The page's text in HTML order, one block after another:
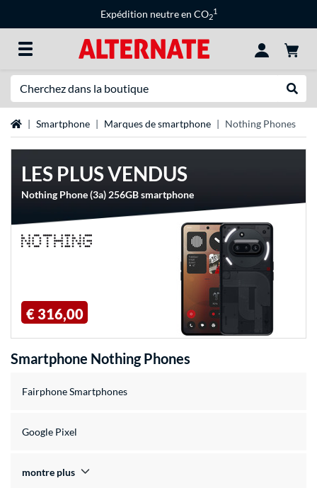
Expédition neutre en CO2
1
Page d'accueil
Smartphone Marques de smartphone Nothing Phones
LES PLUS VENDUS
Nothing Phone (3a) 256GB smartphone
€ 316,00
Smartphone Nothing Phones
Fairphone Smartphones
Google Pixel
montre plus